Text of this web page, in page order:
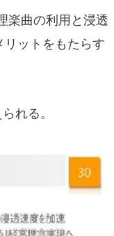
楽曲の利用と浸透
ットをもたらす
れる。